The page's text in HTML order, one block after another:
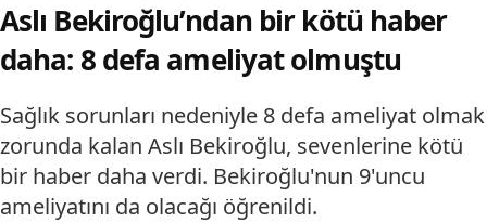
Aslı Bekiroğlu’ndan bir kötü haber
daha: 8 defa ameliyat olmuştu
Sağlık sorunları nedeniyle 8 defa ameliyat olmak
zorunda kalan Aslı Bekiroğlu, sevenlerine kötü
bir haber daha verdi. Bekiroğlu'nun 9'uncu
ameliyatını da olacağı öğrenildi.